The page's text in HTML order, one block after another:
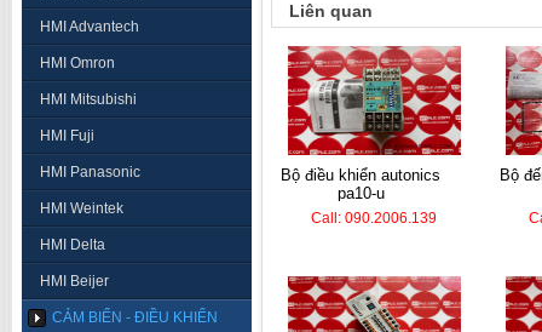
HMI Advantech
HMI Omron
HMI Mitsubishi
HMI Fuji
HMI Panasonic
HMI Weintek
HMI Delta
HMI Beijer
CẢM BIẾN - ĐIỀU KHIỂN
Liên quan
bộ điều khiển autonics
pa10-u
Call: 090.2006.139
bộ đếm hanyoung lc7-